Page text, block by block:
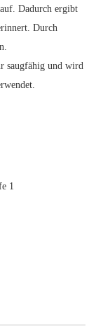
Dadurch ergibt
Durch
saugfähig und wird
1